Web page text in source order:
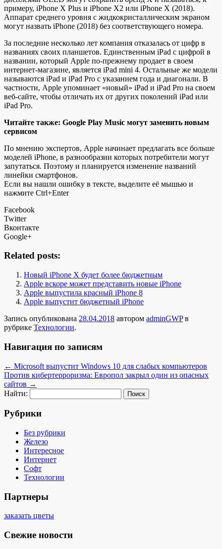
примеру, iPhone X Plus и iPhone X2 или iPhone X (2018).
Аппарат среднего уровня с жидкокристаллическим экраном
могут назвать iPhone (2018) без соответствующего номера.
За последние несколько лет компания отказалась от цифр в
названиях своих планшетов. Единственным iPad с цифрой в
названии, который Apple по-прежнему продает в своем
интернет-магазине, является iPad mini 4. Остальные же модели
называются iPad и iPad Pro с указанием года и диагонали. В
частности, Apple упоминает «новый» iPad и iPad Pro на своем
веб-сайте, чтобы отличать их от других поколений iPad или
iPad Pro.
Читайте также: Google Play Music могут заменить новым
сервисом
По мнению экспертов, Apple начинает предлагать все больше
моделей iPhone, в разнообразии которых потребители могут
запутаться. Поэтому и планируется изменение названий
линейки смартфонов.
Если вы нашли ошибку в тексте, выделите её мышью и
нажмите Ctrl+Enter
Facebook
Twitter
Вконтакте
Google+
Related posts:
Новый iPhone X будет более бюджетным
Apple вскоре может представить новые iPhone
Apple выпустила красный iPhone 8
Apple выпустит бюджетный iPhone
Запись опубликована 28.04.2018 автором adminGWPв
рубрике Технологии.
Навигация по записям
← Microsoft выпустит Windows 10 для слабых компьютеров
Против кибертерроризма: Европол закрыл один из опасных
сайтов →
Найти:
Рубрики
Без рубрики
Железо
Интересное
Интернет
Софт
Технологии
Партнеры
заказать цветы
Свежие новости